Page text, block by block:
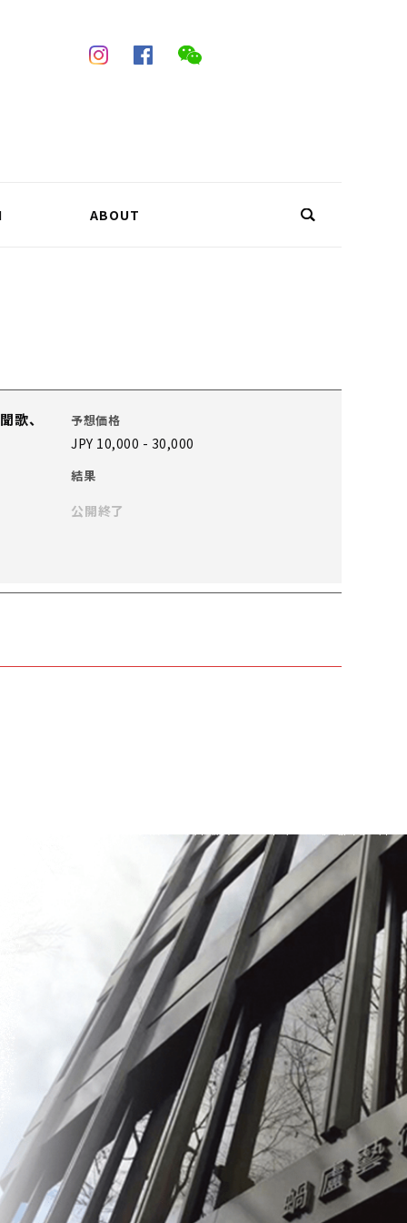
ABOUT
歌、 予想価格
JPY 10,000 - 30,000
結果
公開終了